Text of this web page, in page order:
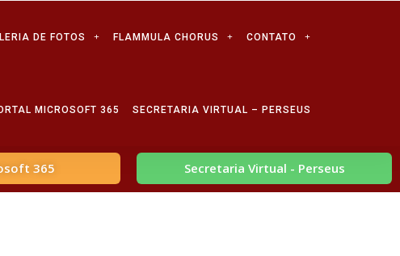
DE FOTOS FLAMMULA CHORUS CONTATO
MICROSOFT 365 SECRETARIA VIRTUAL – PERSEUS
365 Secretaria Virtual - Perseus